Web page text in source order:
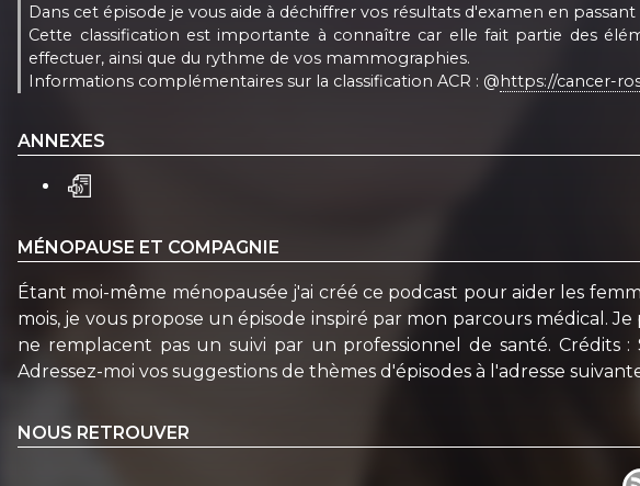
Dans cet épisode je vous aide à déchiffrer vos résultats d'examen en passant
Cette classification est importante à connaître car elle fait partie des
effectuer, ainsi que du rythme de vos mammographies.
Informations complémentaires sur la classification ACR : @https://cancer-
ANNEXES
MÉNOPAUSE ET COMPAGNIE
Étant moi-même ménopausée j'ai créé ce podcast pour aider les
mois, je vous propose un épisode inspiré par mon parcours médical.
ne remplacent pas un suivi par un professionnel de santé. Crédits
Adressez-moi vos suggestions de thèmes d'épisodes à l'adresse
NOUS RETROUVER